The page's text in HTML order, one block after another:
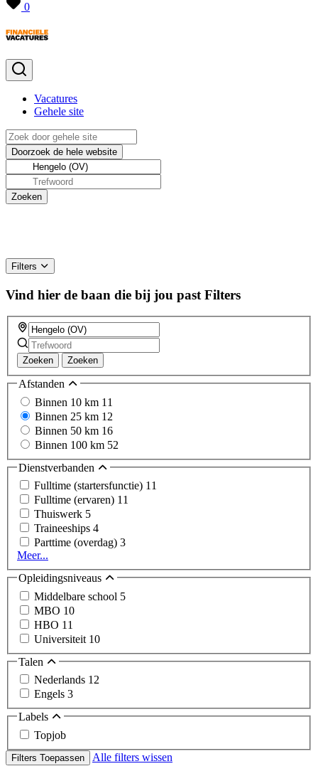
0
Vacatures
Gehele site
Filters
Vind hier de baan die bij jou past Filters
Zoeken Zoeken
Afstanden
Binnen 10 km 11
Binnen 25 km 12
Binnen 50 km 16
Binnen 100 km 52
Dienstverbanden
Fulltime (startersfunctie) 11
Fulltime (ervaren) 11
Thuiswerk 5
Traineeships 4
Parttime (overdag) 3
Meer...
Opleidingsniveaus
Middelbare school 5
MBO 10
HBO 11
Universiteit 10
Talen
Nederlands 12
Engels 3
Labels
Topjob
Filters Toepassen Alle filters wissen